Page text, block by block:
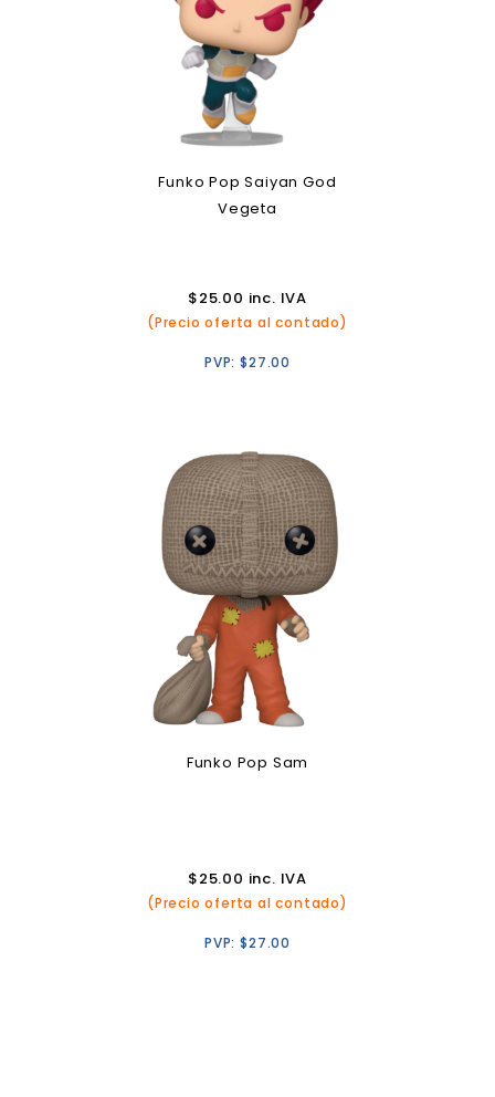
Funko Pop Saiyan God
Vegeta
$25.00 inc. IVA
(Precio oferta al contado)
PVP:$27.00
Funko Pop Sam
$25.00 inc. IVA
(Precio oferta al contado)
PVP:$27.00